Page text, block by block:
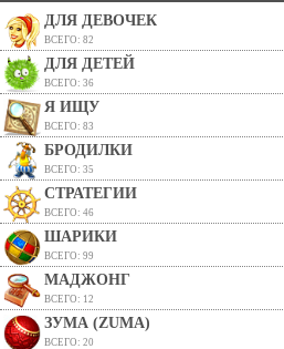
ДЛЯ ДЕВОЧЕК
ВСЕГО: 82
ДЛЯ ДЕТЕЙ
ВСЕГО: 36
Я ИЩУ
ВСЕГО: 83
БРОДИЛКИ
ВСЕГО: 35
СТРАТЕГИИ
ВСЕГО: 46
ШАРИКИ
ВСЕГО: 99
МАДЖОНГ
ВСЕГО: 12
ЗУМА (ZUMA)
ВСЕГО: 20